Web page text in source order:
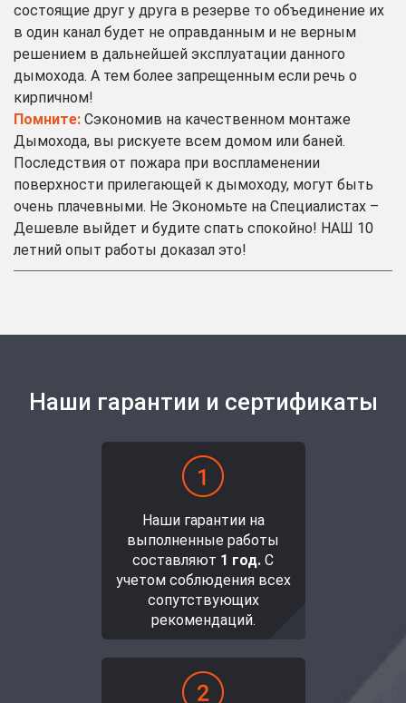
состоящие друг у друга в резерве то объединение их
в один канал будет не оправданным и не верным
решением в дальнейшей эксплуатации данного
дымохода. А тем более запрещенным если речь о
кирпичном!
Помните: Сэкономив на качественном монтаже
Дымохода, вы рискуете всем домом или баней.
Последствия от пожара при воспламенении
поверхности прилегающей к дымоходу, могут быть
очень плачевными. Не Экономьте на Специалистах –
Дешевле выйдет и будите спать спокойно! НАШ 10
летний опыт работы доказал это!
Наши гарантии и сертификаты
Наши гарантии на
выполненные работы
составляют 1 год. С
учетом соблюдения всех
сопутствующих
рекомендаций.